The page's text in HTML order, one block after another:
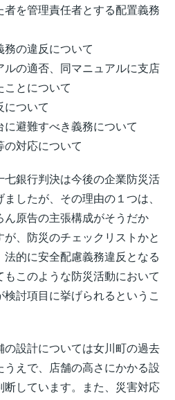
を管理責任者とする配置義務
の違反について
の適否、同マニュアルに支店
ことについて
について
避難すべき義務について
対応について
銀行判決は今後の企業防災活
したが、その理由の１つは、
ん原告の主張構成がそうだか
、防災のチェックリストかと
法的に安全配慮義務違反となる
このような防災活動において
討項目に挙げられるというこ
の設計については女川町の過去
えで、店舗の高さにかかる設
しています。また、災害対応